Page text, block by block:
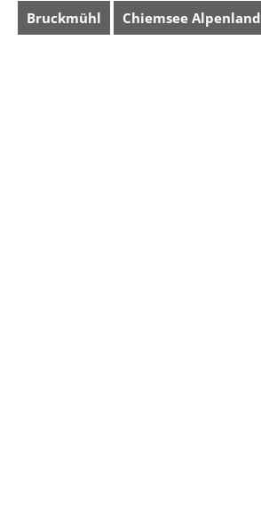
Bruckmühl Chiemsee Alpenland